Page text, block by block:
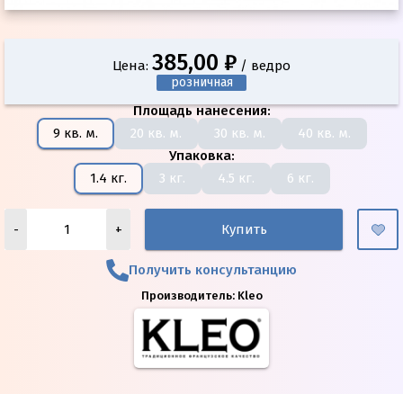
Цена: 385,00 ₽ / ведро
розничная
Площадь нанесения:
9 кв. м.
20 кв. м. 30 кв. м.
40 кв. м.
Упаковка:
1.4 кг.
3 кг. 4.5 кг. 6 кг.
- + Купить
Получить консультанцию
Производитель: Kleo